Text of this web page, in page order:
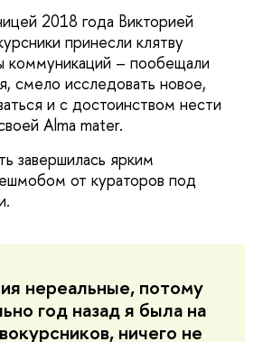
2018 года Викторией
принесли клятву
коммуникаций – пообещали
смело исследовать новое,
и с достоинством нести
Alma mater.
завершилась ярким
от кураторов под
нереальные, потому
год назад я была на
ничего не